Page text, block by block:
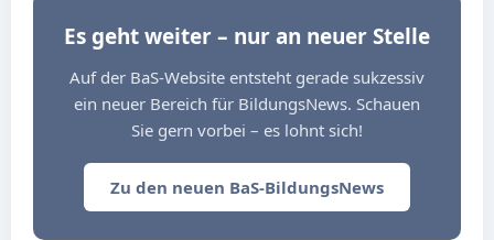
Es geht weiter – nur an neuer Stelle
Auf der BaS-Website entsteht gerade sukzessiv
ein neuer Bereich für BildungsNews. Schauen
Sie gern vorbei – es lohnt sich!
Zu den neuen BaS-BildungsNews